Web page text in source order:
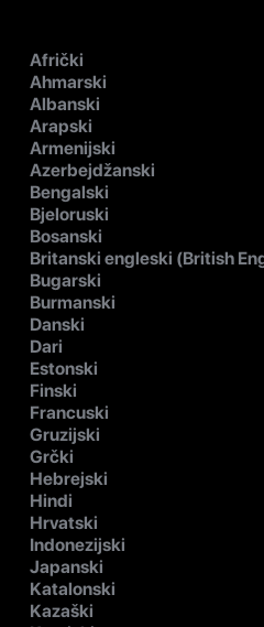
Afrički
Ahmarski
Albanski
Arapski
Armenijski
Azerbejdžanski
Bengalski
Bjeloruski
Bosanski
Britanski engleski (British
Bugarski
Burmanski
Danski
Dari
Estonski
Finski
Francuski
Gruzijski
Grčki
Hebrejski
Hindi
Hrvatski
Indonezijski
Japanski
Katalonski
Kazaški